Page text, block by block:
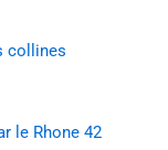
collines
le Rhone 42